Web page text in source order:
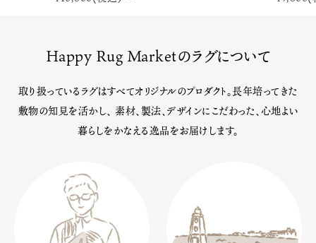
Happy Rug Marketのラグについて
取り扱っているラグはすべてオリジナルのプロダクト。長年培ってきた
敷物の知見を活かし、 素材、製法、デザインにこだわった、心地よい
暮らしをかなえる逸品をお届けします。